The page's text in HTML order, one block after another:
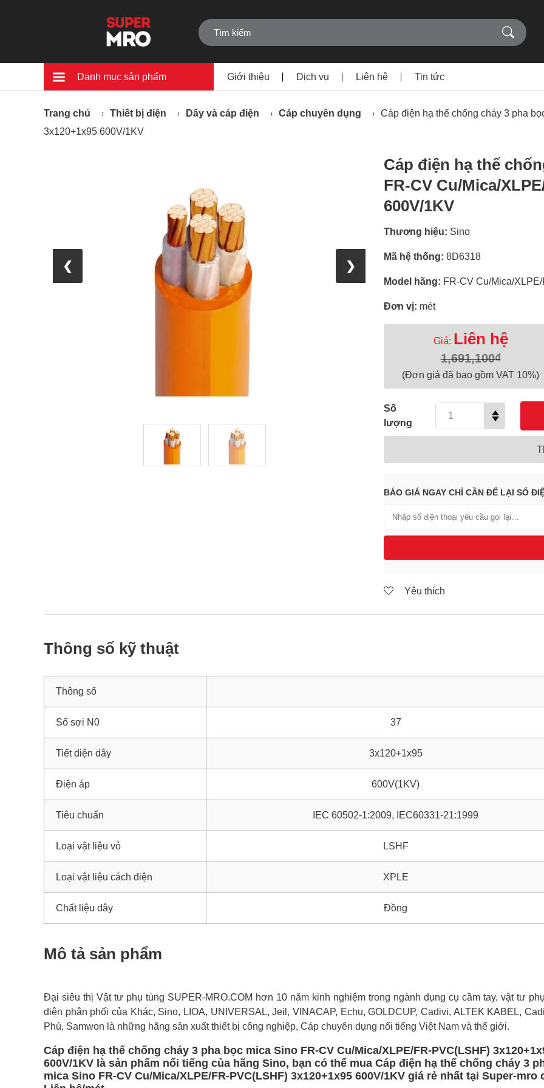
Danh mục sản phẩm Giới thiệu Dịch vụ Liên hệ Tin tức
Trang chủ Thiết bị điện Dây và cáp điện Cáp chuyên dụng
Cáp điện hạ thế chống cháy 3 pha
3x120+1x95 600V/1KV
❮ ❯
Cáp điện hạ thế
FR-CV Cu/Mica/
600V/1KV
Thương hiệu: Sino
Mã hệ thống: 8D6318
Model hãng: FR-CV Cu/Mica/
Đơn vị: mét
Giá: Liên hệ
1,691,100₫
(Đơn giá đã bao gồm VAT 10%)
Số
lượng
BÁO GIÁ NGAY CHỈ CẦN ĐỂ LẠI SỐ
Yêu thích
Thông số kỹ thuật
Thông số
Số sợi N0 37
Tiết diện dây 3x120+1x95
Điện áp 600V(1KV)
Tiêu chuẩn IEC 60502-1:2009, IEC60331-21:1999
Loại vật liệu vỏ LSHF
Loại vật liệu cách điện XPLE
Chất liệu dây Đồng
Mô tả sản phẩm
Đại siêu thị Vật tư phụ tùng SUPER-MRO.COM hơn 10 năm kinh nghiệm trong ngành dụng cụ cầm tay, vật tư
diện phân phối của Khác, Sino, LIOA, UNIVERSAL, Jeil, VINACAP, Echu, GOLDCUP, Cadivi, ALTEK KABEL,
Phú, Samwon là những hãng sản xuất thiết bị công nghiệp, Cáp chuyên dụng nổi tiếng Việt Nam và thế giới.
Cáp điện hạ thế chống cháy 3 pha bọc mica Sino FR-CV Cu/Mica/XLPE/FR-PVC(LSHF)
600V/1KV là sản phẩm nổi tiếng của hãng Sino, bạn có thể mua Cáp điện hạ thế chống cháy 3
mica Sino FR-CV Cu/Mica/XLPE/FR-PVC(LSHF) 3x120+1x95 600V/1KV giá rẻ nhất tại Super-mro